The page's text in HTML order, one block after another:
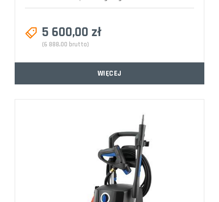
5 600,00 zł
(6 888,00 brutto)
WIĘCEJ